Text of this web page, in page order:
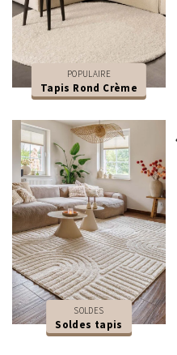
POPULAIRE
Tapis Rond Crème
SOLDES
Soldes tapis